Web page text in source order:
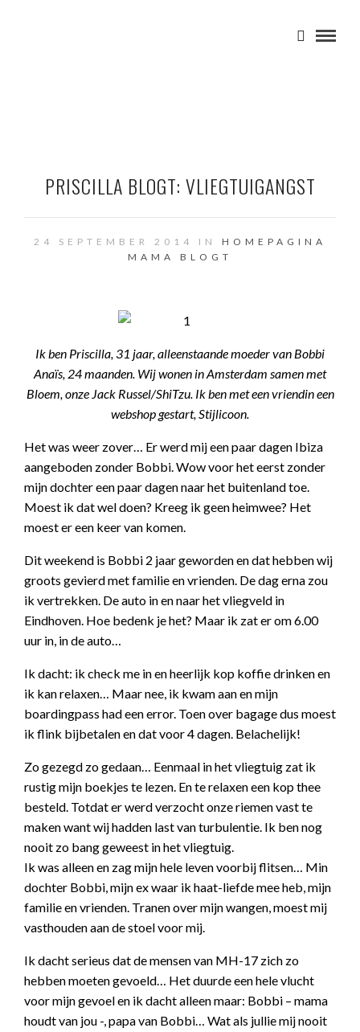
PRISCILLA BLOGT: VLIEGTUIGANGST
24 SEPTEMBER 2014 IN HOMEPAGINA
MAMA BLOGT
Ik ben Priscilla, 31 jaar, alleenstaande moeder van Bobbi
Anaïs, 24 maanden. Wij wonen in Amsterdam samen met
Bloem, onze Jack Russel/ShiTzu. Ik ben met een vriendin een
webshop gestart, Stijlicoon.
Het was weer zover… Er werd mij een paar dagen Ibiza
aangeboden zonder Bobbi. Wow voor het eerst zonder
mijn dochter een paar dagen naar het buitenland toe.
Moest ik dat wel doen? Kreeg ik geen heimwee? Het
moest er een keer van komen.
Dit weekend is Bobbi 2 jaar geworden en dat hebben wij
groots gevierd met familie en vrienden. De dag erna zou
ik vertrekken. De auto in en naar het vliegveld in
Eindhoven. Hoe bedenk je het? Maar ik zat er om 6.00
uur in, in de auto…
Ik dacht: ik check me in en heerlijk kop koffie drinken en
ik kan relaxen… Maar nee, ik kwam aan en mijn
boardingpass had een error. Toen over bagage dus moest
ik flink bijbetalen en dat voor 4 dagen. Belachelijk!
Zo gezegd zo gedaan… Eenmaal in het vliegtuig zat ik
rustig mijn boekjes te lezen. En te relaxen een kop thee
besteld. Totdat er werd verzocht onze riemen vast te
maken want wij hadden last van turbulentie. Ik ben nog
nooit zo bang geweest in het vliegtuig.
Ik was alleen en zag mijn hele leven voorbij flitsen… Min
dochter Bobbi, mijn ex waar ik haat-liefde mee heb, mijn
familie en vrienden. Tranen over mijn wangen, moest mij
vasthouden aan de stoel voor mij.
Ik dacht serieus dat de mensen van MH-17 zich zo
hebben moeten gevoeld… Het duurde een hele vlucht
voor mijn gevoel en ik dacht alleen maar: Bobbi – mama
houdt van jou -, papa van Bobbi… Wat als jullie mij nooit